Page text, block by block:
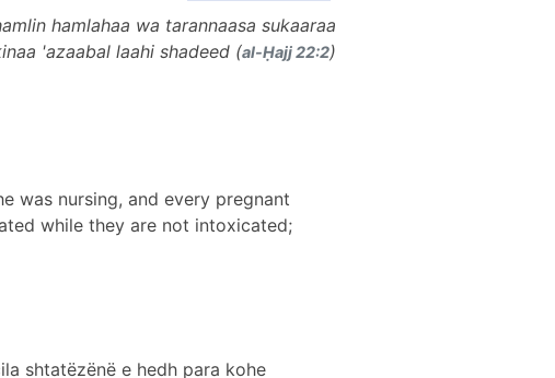
hamlahaa wa tarannaasa sukaaraa
'azaabal laahi shadeed (al-Ḥajj 22:2)
was nursing, and every pregnant
while they are not intoxicated;
shtatëzënë e hedh para kohe